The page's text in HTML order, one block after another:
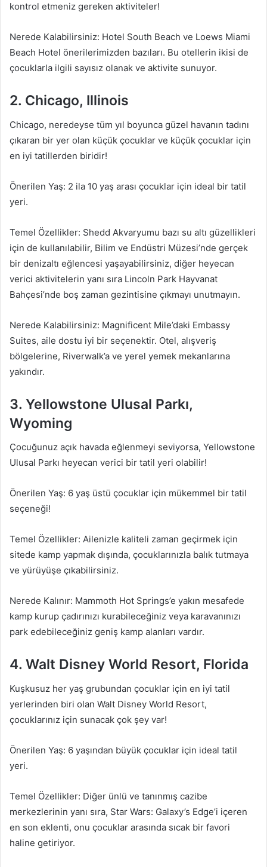
kontrol etmeniz gereken aktiviteler!
Nerede Kalabilirsiniz: Hotel South Beach ve Loews Miami
Beach Hotel önerilerimizden bazıları. Bu otellerin ikisi de
çocuklarla ilgili sayısız olanak ve aktivite sunuyor.
2. Chicago, Illinois
Chicago, neredeyse tüm yıl boyunca güzel havanın tadını
çıkaran bir yer olan küçük çocuklar ve küçük çocuklar için
en iyi tatillerden biridir!
Önerilen Yaş: 2 ila 10 yaş arası çocuklar için ideal bir tatil
yeri.
Temel Özellikler: Shedd Akvaryumu bazı su altı güzellikleri
için de kullanılabilir, Bilim ve Endüstri Müzesi’nde gerçek
bir denizaltı eğlencesi yaşayabilirsiniz, diğer heyecan
verici aktivitelerin yanı sıra Lincoln Park Hayvanat
Bahçesi’nde boş zaman gezintisine çıkmayı unutmayın.
Nerede Kalabilirsiniz: Magnificent Mile’daki Embassy
Suites, aile dostu iyi bir seçenektir. Otel, alışveriş
bölgelerine, Riverwalk’a ve yerel yemek mekanlarına
yakındır.
3. Yellowstone Ulusal Parkı,
Wyoming
Çocuğunuz açık havada eğlenmeyi seviyorsa, Yellowstone
Ulusal Parkı heyecan verici bir tatil yeri olabilir!
Önerilen Yaş: 6 yaş üstü çocuklar için mükemmel bir tatil
seçeneği!
Temel Özellikler: Ailenizle kaliteli zaman geçirmek için
sitede kamp yapmak dışında, çocuklarınızla balık tutmaya
ve yürüyüşe çıkabilirsiniz.
Nerede Kalınır: Mammoth Hot Springs’e yakın mesafede
kamp kurup çadırınızı kurabileceğiniz veya karavanınızı
park edebileceğiniz geniş kamp alanları vardır.
4. Walt Disney World Resort, Florida
Kuşkusuz her yaş grubundan çocuklar için en iyi tatil
yerlerinden biri olan Walt Disney World Resort,
çocuklarınız için sunacak çok şey var!
Önerilen Yaş: 6 yaşından büyük çocuklar için ideal tatil
yeri.
Temel Özellikler: Diğer ünlü ve tanınmış cazibe
merkezlerinin yanı sıra, Star Wars: Galaxy’s Edge’i içeren
en son eklenti, onu çocuklar arasında sıcak bir favori
haline getiriyor.